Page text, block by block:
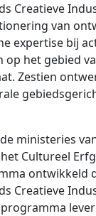
Creatieve
van
expertise bij
op het gebied
Zestien
ministeries
Cultureel
ontwikkeld
Creatieve